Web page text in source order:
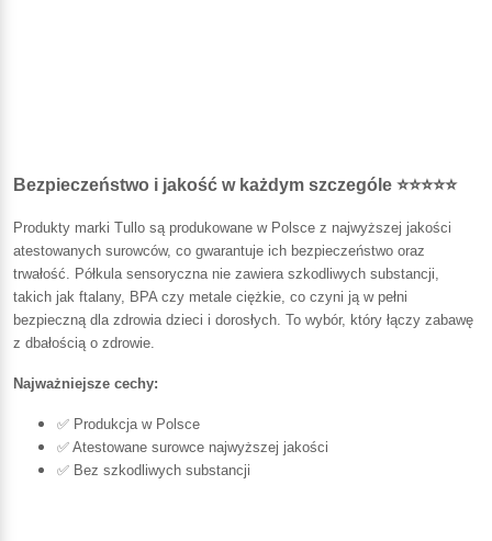
Bezpieczeństwo i jakość w każdym szczególe ⭐⭐⭐⭐⭐
Produkty marki Tullo są produkowane w Polsce z najwyższej jakości
atestowanych surowców, co gwarantuje ich bezpieczeństwo oraz
trwałość. Półkula sensoryczna nie zawiera szkodliwych substancji,
takich jak ftalany, BPA czy metale ciężkie, co czyni ją w pełni
bezpieczną dla zdrowia dzieci i dorosłych. To wybór, który łączy zabawę
z dbałością o zdrowie.
Najważniejsze cechy:
✅ Produkcja w Polsce
✅ Atestowane surowce najwyższej jakości
✅ Bez szkodliwych substancji